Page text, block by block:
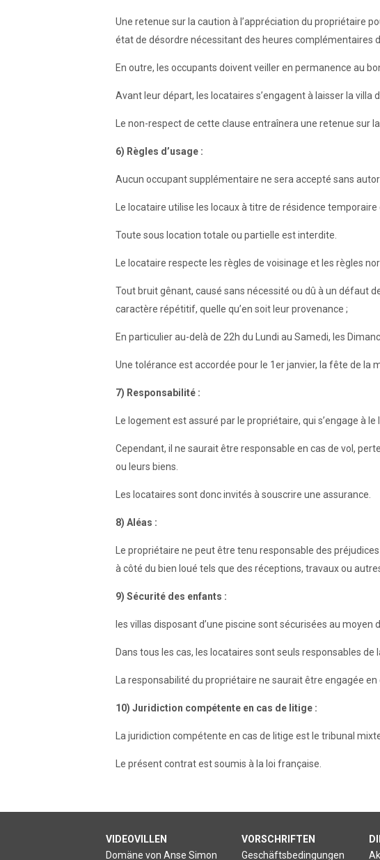
Une retenue sur la caution à l’appréciation du propriétaire
état de désordre nécessitant des heures complémentaires
En outre, les occupants doivent veiller en permanence au
Avant leur départ, les locataires s’engagent à laisser la villa
Le non-respect de cette clause entraînera une retenue sur
6) Règles d’usage :
Aucun occupant supplémentaire ne sera accepté sans
Le locataire utilise les locaux à titre de résidence
Toute sous location totale ou partielle est interdite.
Le locataire respecte les règles de voisinage et les règles
Tout bruit gênant, causé sans nécessité ou dû à un défaut
caractère répétitif, quelle qu’en soit leur provenance ;
En particulier au-delà de 22h du Lundi au Samedi, les
Une tolérance est accordée pour le 1er janvier, la fête de la
7) Responsabilité :
Le logement est assuré par le propriétaire, qui s’engage à
Cependant, il ne saurait être responsable en cas de vol,
ou leurs biens.
Les locataires sont donc invités à souscrire une assurance.
8) Aléas :
Le propriétaire ne peut être tenu responsable des
à côté du bien loué tels que des réceptions, travaux ou
9) Sécurité des enfants :
les villas disposant d’une piscine sont sécurisées au
Dans tous les cas, les locataires sont seuls responsables
La responsabilité du propriétaire ne saurait être engagée en
10) Juridiction compétente en cas de litige :
La juridiction compétente en cas de litige est le tribunal
Le présent contrat est soumis à la loi française.
VIDEOVILLEN
Domäne von Anse Simon
VORSCHRIFTEN
Geschäftsbedingungen